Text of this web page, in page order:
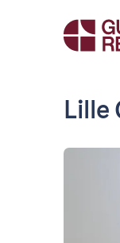
Lille